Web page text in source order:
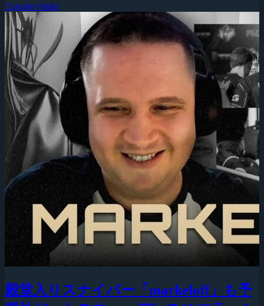
Counter-Strike
殿堂入りスナイパー「markeloff」も予